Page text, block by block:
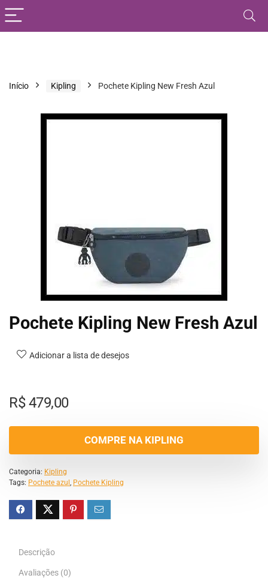
Início Kipling Pochete Kipling New Fresh Azul
Pochete Kipling New Fresh Azul
Adicionar a lista de desejos
R$479,00
COMPRE NA KIPLING
Categoria: Kipling
Tags: Pochete azul , Pochete Kipling
Descrição
Avaliações (0)